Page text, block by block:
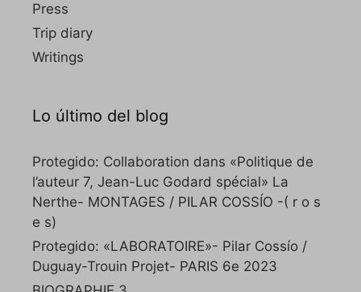
Press
Trip diary
Writings
Lo último del blog
Protegido: Collaboration dans «Politique de
l’auteur 7, Jean-Luc Godard spécial» La
Nerthe- MONTAGES / PILAR COSSÍO -( r o s
e s)
Protegido: «LABORATOIRE»- Pilar Cossío /
Duguay-Trouin Projet- PARIS 6e 2023